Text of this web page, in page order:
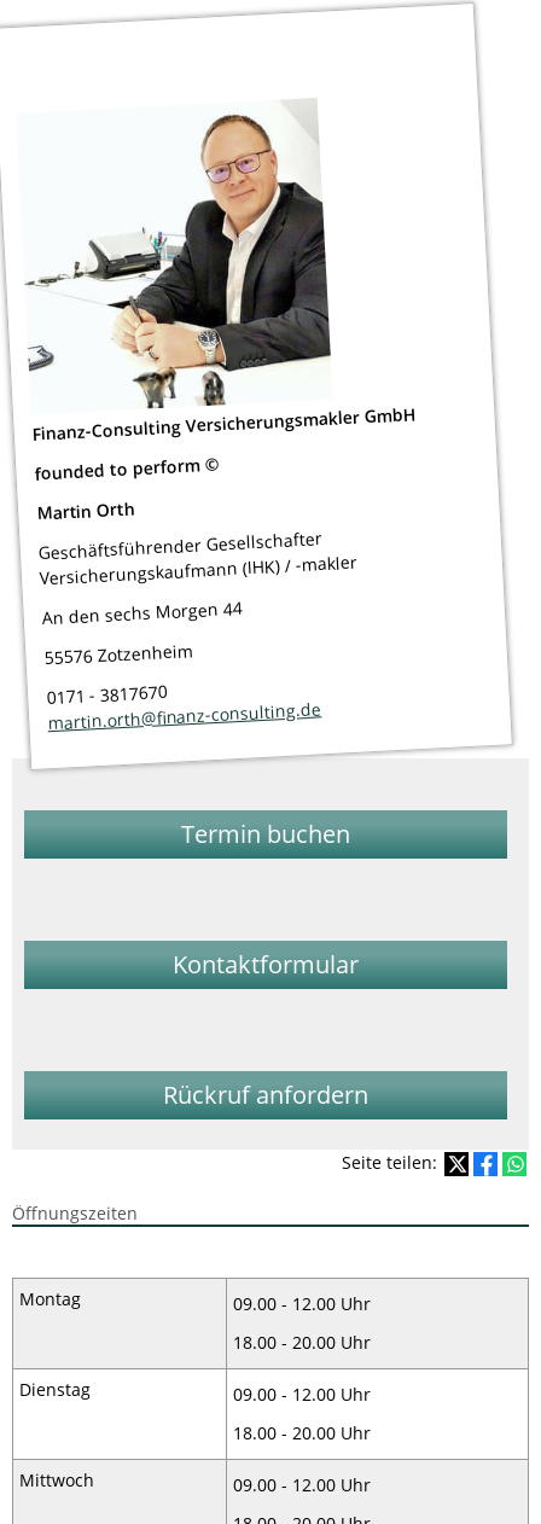
Finanz-Consulting Versicherungsmakler GmbH
founded to perform ©
Martin Orth
Geschäftsführender Gesellschafter
Versicherungskaufmann (IHK) / -makler
An den sechs Morgen 44
55576 Zotzenheim
0171 - 3817670
martin.orth@finanz-consulting.de
Termin buchen
Kontaktformular
Rückruf anfordern
Seite teilen:
Öffnungszeiten
Montag
09.00 - 12.00 Uhr
18.00 - 20.00 Uhr
Dienstag
09.00 - 12.00 Uhr
18.00 - 20.00 Uhr
Mittwoch
09.00 - 12.00 Uhr